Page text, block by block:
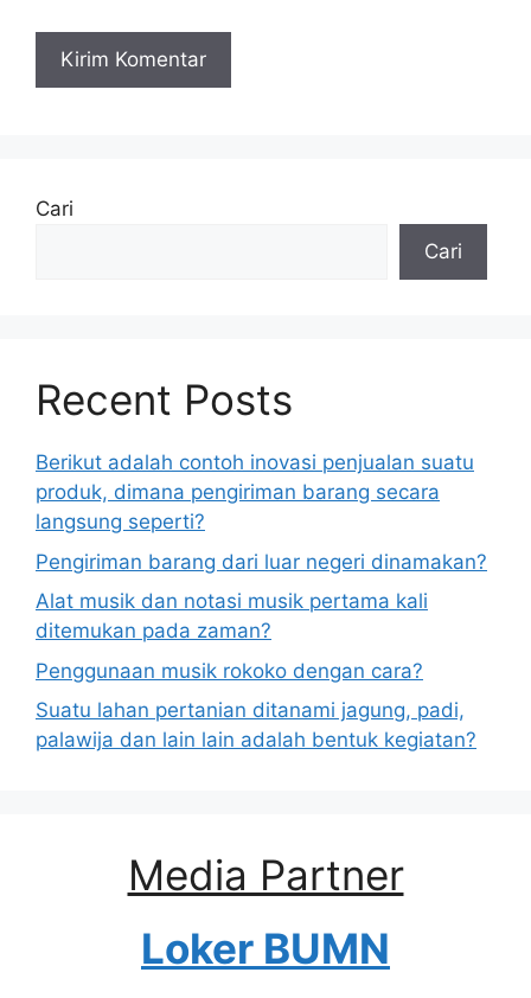
Cari
Cari
Recent Posts
Berikut adalah contoh inovasi penjualan suatu
produk, dimana pengiriman barang secara
langsung seperti?
Pengiriman barang dari luar negeri dinamakan?
Alat musik dan notasi musik pertama kali
ditemukan pada zaman?
Penggunaan musik rokoko dengan cara?
Suatu lahan pertanian ditanami jagung, padi,
palawija dan lain lain adalah bentuk kegiatan?
Media Partner
Loker BUMN